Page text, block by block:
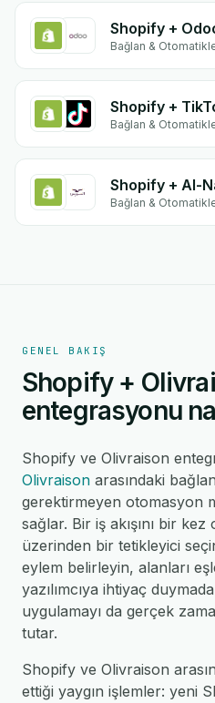
Shopify +
Bağlan &
Shopify +
Bağlan &
Shopify + Al-
Bağlan &
GENEL BAKIŞ
Shopify +
entegrasyonu
Shopify ve Olivraison
Olivraison arasındaki
gerektirmeyen otomasyon
sağlar. Bir iş akışını bir
üzerinden bir tetikleyici
eylem belirleyin, alanları
yazılımcıya ihtiyaç
uygulamayı da gerçek
tutar.
Shopify ve Olivraison
ettiği yaygın işlemler: yeni